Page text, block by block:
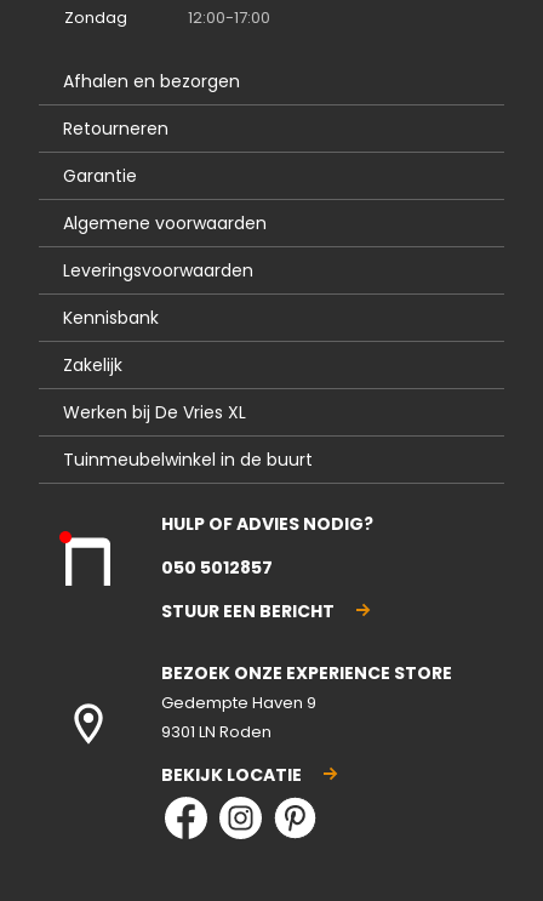
Zondag
12:00-17:00
Afhalen en bezorgen
Retourneren
Garantie
Algemene voorwaarden
Leveringsvoorwaarden
Kennisbank
Zakelijk
Werken bij De Vries XL
Tuinmeubelwinkel in de buurt
nte
ote
n
HULP OF ADVIES NODIG?
050 5012857
STUUR EEN BERICHT
BEZOEK ONZE EXPERIENCE STORE
Gedempte Haven 9
9301 LN Roden
BEKIJK LOCATIE